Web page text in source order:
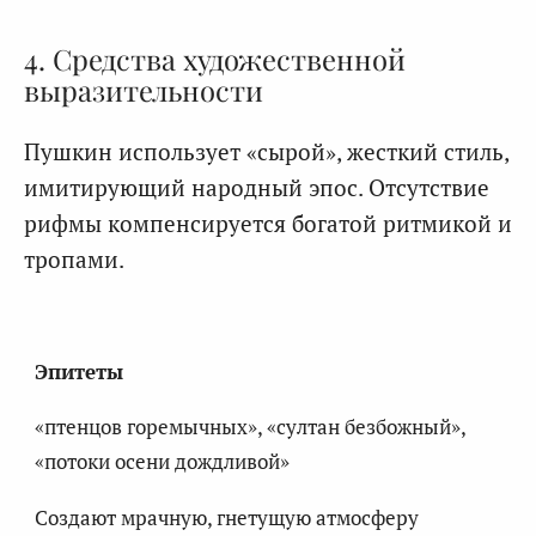
4. Средства художественной
выразительности
Пушкин использует «сырой», жесткий стиль,
имитирующий народный эпос. Отсутствие
рифмы компенсируется богатой ритмикой и
тропами.
Эпитеты
«птенцов горемычных», «султан безбожный»,
«потоки осени дождливой»
Создают мрачную, гнетущую атмосферу